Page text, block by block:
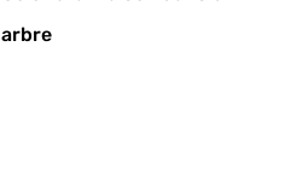
arbre